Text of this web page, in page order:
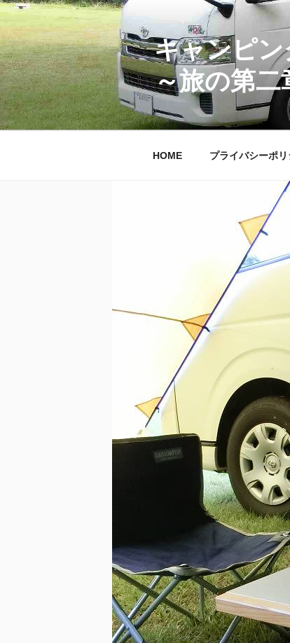
コ
テ
ン
ツ
へ
ス
キ
キャンピ
～旅の第二
HOME プライバシーポリ